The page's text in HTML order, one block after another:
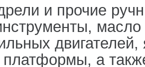
и прочие
двигателей,
платформы, а